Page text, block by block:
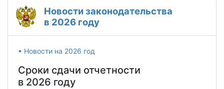
Новости законодательства
в 2026 году
• Новости на 2026 год
Сроки сдачи отчетности
в 2026 году